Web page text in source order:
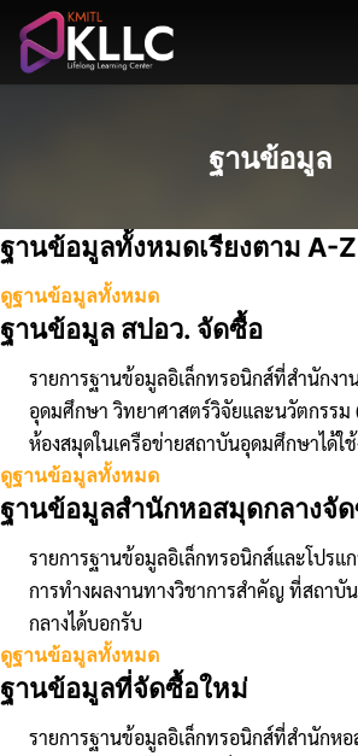
content
ฐานข้อมูล
ฐานข้อมูลทั้งหมดเรียงตาม A-Z
ดูฐานข้อมูลทั้งหมด
ฐานข้อมูล สปอว. จัดซื้อ
รายการฐานข้อมูลอิเล็กทรอนิกส์ที่สำนักงา
อุดมศึกษา วิทยาศาสตร์วิจัยและนวัตกรรม
ห้องสมุดในเครือข่ายสถาบันอุดมศึกษาได้ใ
ดูฐานข้อมูลทั้งหมด
ฐานข้อมูลสำนักหอสมุดกลางจั
รายการฐานข้อมูลอิเล็กทรอนิกส์และโปรแ
การทำงผลงานทางวิชาการสำคัญ ที่สถาบั
กลางได้บอกรับ
ดูฐานข้อมูลทั้งหมด
ฐานข้อมูลที่จัดซื้อใหม่
รายการฐานข้อมูลอิเล็กทรอนิกส์ที่สำนักหอ